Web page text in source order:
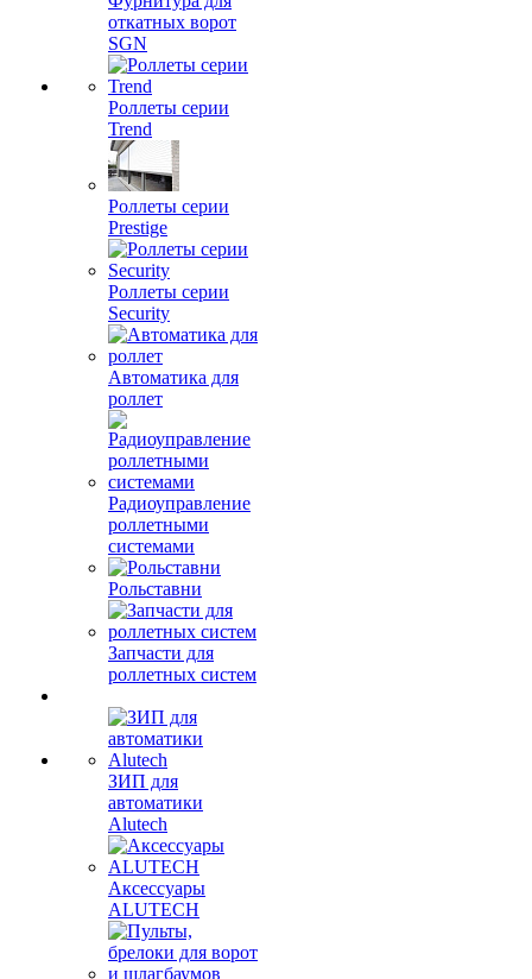
откатных ворот
SGN
Роллеты серии
Trend
Роллеты серии
Prestige
Роллеты серии
Security
Автоматика для
роллет
Радиоуправление
роллетными
системами
Рольставни
Запчасти для
роллетных систем
ЗИП для
автоматики
Alutech
Аксессуары
ALUTECH